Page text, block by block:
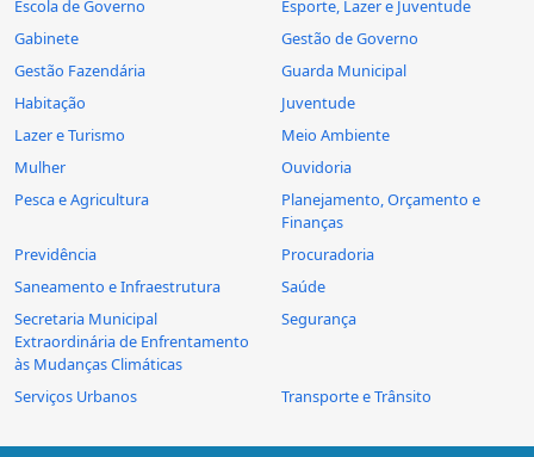
Escola de Governo
Esporte, Lazer e Juventude
Gabinete
Gestão de Governo
Gestão Fazendária
Guarda Municipal
Habitação
Juventude
Lazer e Turismo
Meio Ambiente
Mulher
Ouvidoria
Pesca e Agricultura
Planejamento, Orçamento e
Finanças
Previdência
Procuradoria
Saneamento e Infraestrutura
Saúde
Secretaria Municipal
Extraordinária de Enfrentamento
às Mudanças Climáticas
Segurança
Serviços Urbanos Transporte e Trânsito